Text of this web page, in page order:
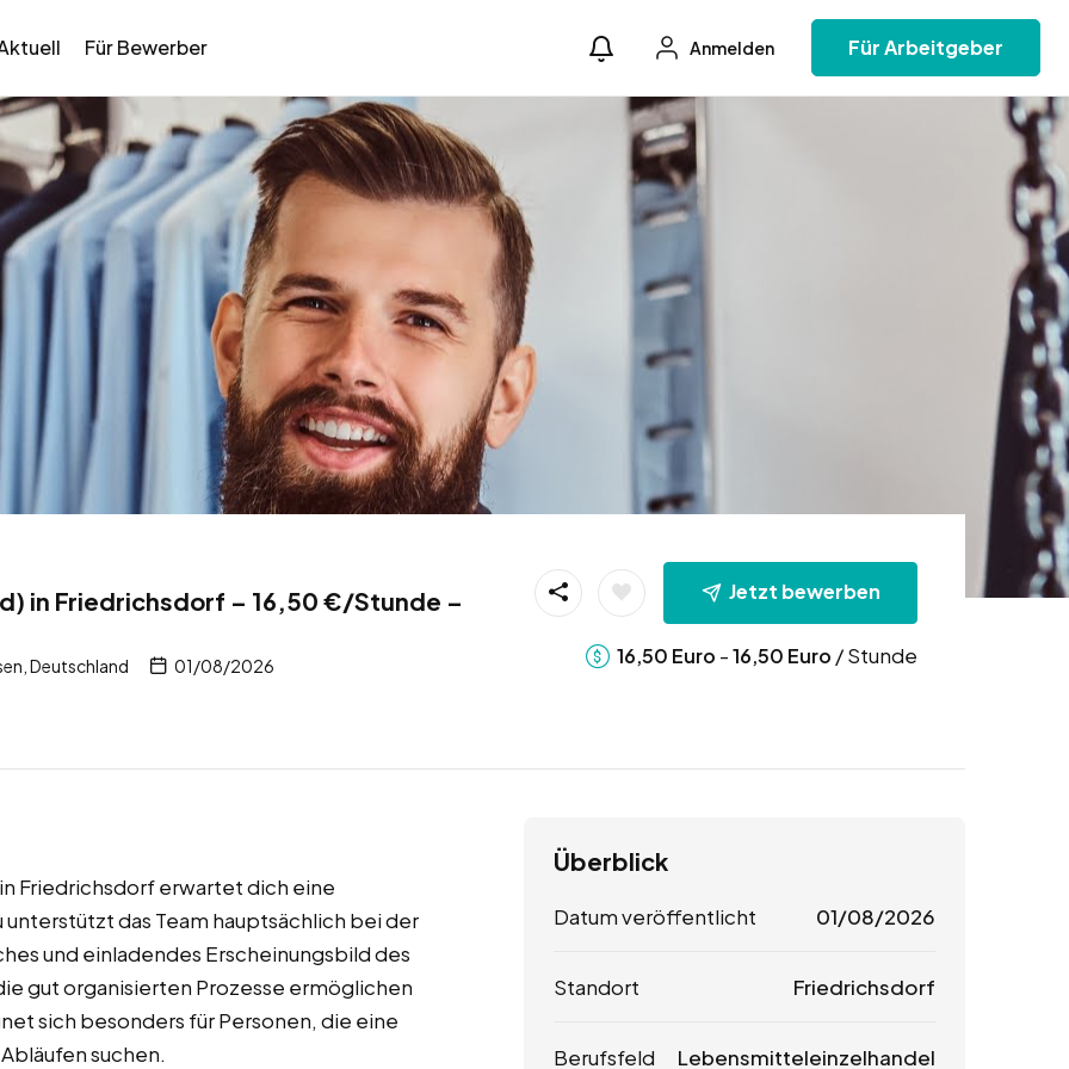
Für Bewerber Anmelden Für Arbeitgeber
in Friedrichsdorf – 16,50 €/Stunde –
Deutschland 01/08/2026
Jetzt bewerben
16,50 Euro -16,50 Euro / Stunde
Friedrichsdorf erwartet dich eine
das Team hauptsächlich bei der
und einladendes Erscheinungsbild des
gut organisierten Prozesse ermöglichen
sich besonders für Personen, die eine
suchen.
Überblick
Datum veröffentlicht 01/08/2026
Standort Friedrichsdorf
Berufsfeld Lebensmitteleinzelhandel